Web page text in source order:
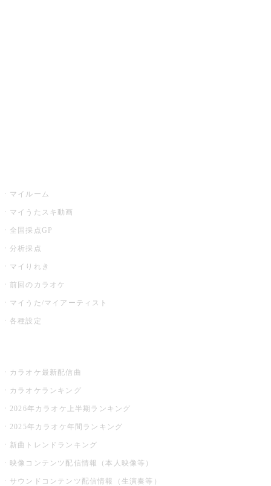
マイルーム
マイうたスキ動画
全国採点GP
分析採点
マイりれき
前回のカラオケ
マイうた/マイアーティスト
各種設定
カラオケ最新配信曲
カラオケランキング
2026年カラオケ上半期ランキング
2025年カラオケ年間ランキング
新曲トレンドランキング
映像コンテンツ配信情報（本人映像等）
サウンドコンテンツ配信情報（生演奏等）